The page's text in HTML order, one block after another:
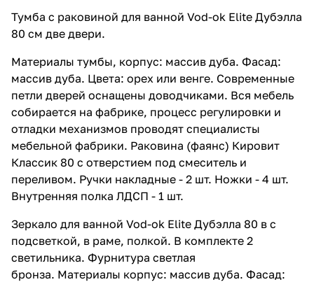
Тумба с раковиной для ванной Vod-ok Elite Дубэлла
80 см две двери.
Материалы тумбы, корпус: массив дуба. Фасад:
массив дуба. Цвета: орех или венге. Современные
петли дверей оснащены доводчиками. Вся мебель
собирается на фабрике, процесс регулировки и
отладки механизмов проводят специалисты
мебельной фабрики. Раковина (фаянс) Кировит
Классик 80 с отверстием под смеситель и
переливом. Ручки накладные - 2 шт. Ножки - 4 шт.
Внутренняя полка ЛДСП - 1 шт.
Зеркало для ванной Vod-ok Elite Дубэлла 80 в с
подсветкой, в раме, полкой. В комплекте 2
светильника. Фурнитура светлая
бронза. Материалы корпус: массив дуба. Фасад: